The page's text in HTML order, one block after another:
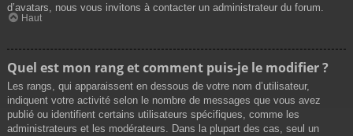
d’avatars, nous vous invitons à contacter un administrateur du forum.
Haut
Quel est mon rang et comment puis-je le modifier ?
Les rangs, qui apparaissent en dessous de votre nom d’utilisateur,
indiquent votre activité selon le nombre de messages que vous avez
publié ou identifient certains utilisateurs spécifiques, comme les
administrateurs et les modérateurs. Dans la plupart des cas, seul un